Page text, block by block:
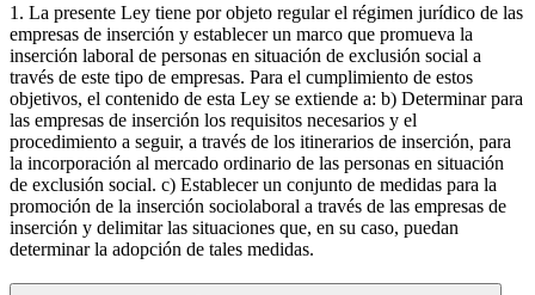
1. La presente Ley tiene por objeto regular el régimen jurídico de las
empresas de inserción y establecer un marco que promueva la
inserción laboral de personas en situación de exclusión social a
través de este tipo de empresas. Para el cumplimiento de estos
objetivos, el contenido de esta Ley se extiende a: b) Determinar para
las empresas de inserción los requisitos necesarios y el
procedimiento a seguir, a través de los itinerarios de inserción, para
la incorporación al mercado ordinario de las personas en situación
de exclusión social. c) Establecer un conjunto de medidas para la
promoción de la inserción sociolaboral a través de las empresas de
inserción y delimitar las situaciones que, en su caso, puedan
determinar la adopción de tales medidas.